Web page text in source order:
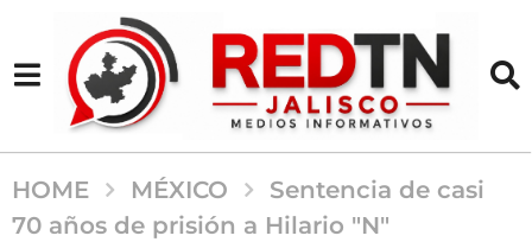
HOME MÉXICO
Sentencia de casi
70 años de prisión a Hilario "N"